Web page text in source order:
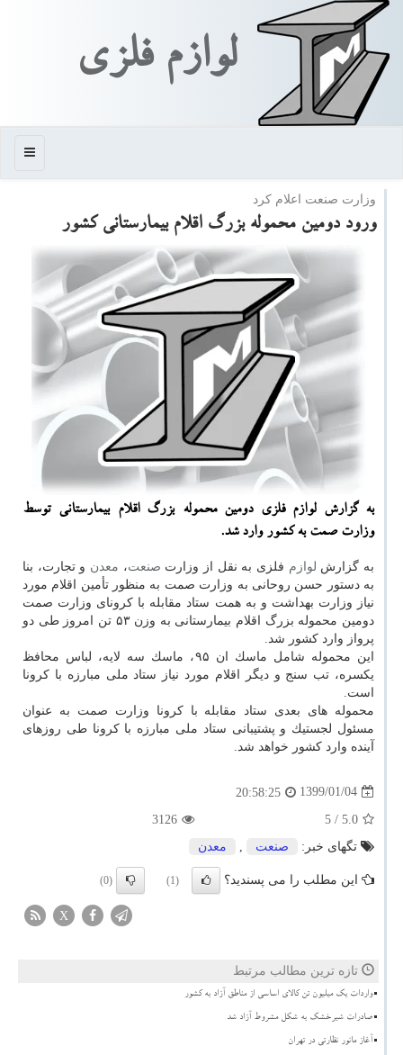
لوازم فلزی
منو
وزارت صنعت اعلام كرد
ورود دومین محموله بزرگ اقلام بیمارستانی كشور
به گزارش لوازم فلزی دومین محموله بزرگ اقلام بیمارستانی توسط
وزارت صمت به كشور وارد شد.
به گزارش لوازم فلزی به نقل از وزارت صنعت، معدن و تجارت، بنا
به دستور حسن روحانی به وزارت صمت به منظور تأمین اقلام مورد
نیاز وزارت بهداشت و به همت ستاد مقابله با كرونای وزارت صمت
دومین محموله بزرگ اقلام بیمارستانی به وزن ۵۳ تن امروز طی دو
پرواز وارد كشور شد.
این محموله شامل ماسك ان ۹۵، ماسك سه لایه، لباس محافظ
یكسره، تب سنج و دیگر اقلام مورد نیاز ستاد ملی مبارزه با كرونا
است.
محموله های بعدی ستاد مقابله با كرونا وزارت صمت به عنوان
مسئول لجستیك و پشتیبانی ستاد ملی مبارزه با كرونا طی روزهای
آینده وارد كشور خواهد شد.
1399/01/04
20:58:25
5.0
/ 5
3126
تگهای خبر:
صنعت , معدن
این مطلب را می پسندید؟ (1)
(0)
X
تازه ترین مطالب مرتبط
واردات یک میلیون تن کالای اساسی از مناطق آزاد به کشور
صادرات شیرخشک به شکل مشروط آزاد شد
آغاز مانور نظارتی در تهران